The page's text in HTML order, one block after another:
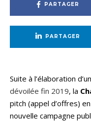
PARTAGER
PARTAGER
Suite à l’élaboration
dévoilée fin 2019, la
pitch (appel d’offres)
nouvelle campagne